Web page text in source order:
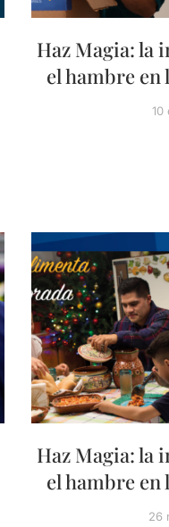
Haz Magia: la
el hambre en
10
Haz Magia: la
el hambre en
26